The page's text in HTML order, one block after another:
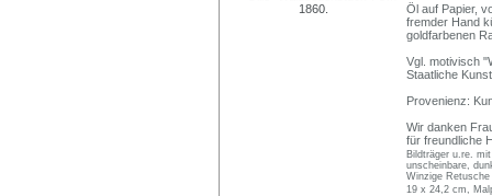
Öl auf Papier,
fremder Hand
goldfarbenen
Vgl. motivisch
Staatliche
Provenienz:
Wir danken
für freundliche
Bildträger u.re.
unscheinbare,
Winzige
19 x 24,2 cm,